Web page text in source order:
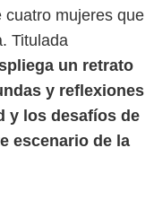
cuatro mujeres que
Titulada
un retrato
y reflexiones
y los desafíos de
escenario de la